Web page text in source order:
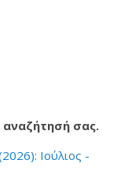
σας.
Ιούλιος -